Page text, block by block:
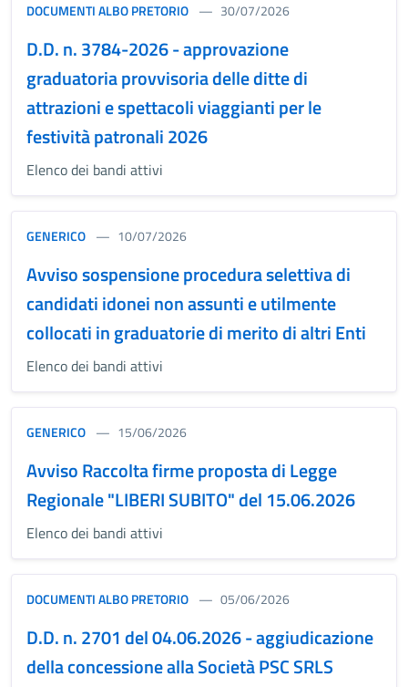
DOCUMENTI ALBO PRETORIO 30/07/2026
D.D. n. 3784-2026 - approvazione
graduatoria provvisoria delle ditte di
attrazioni e spettacoli viaggianti per le
festività patronali 2026
Elenco dei bandi attivi
GENERICO 10/07/2026
Avviso sospensione procedura selettiva di
candidati idonei non assunti e utilmente
collocati in graduatorie di merito di altri Enti
Elenco dei bandi attivi
GENERICO 15/06/2026
Avviso Raccolta firme proposta di Legge
Regionale "LIBERI SUBITO" del 15.06.2026
Elenco dei bandi attivi
DOCUMENTI ALBO PRETORIO 05/06/2026
D.D. n. 2701 del 04.06.2026 - aggiudicazione
della concessione alla Società PSC SRLS